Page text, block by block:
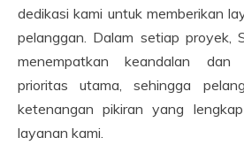
dedikasi kami untuk memberikan
pelanggan. Dalam setiap proyek,
menempatkan keandalan dan
prioritas utama, sehingga
ketenangan pikiran yang
layanan kami.